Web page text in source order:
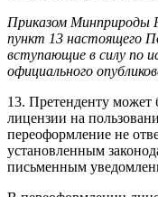
Приказом Минприроды
пункт 13 настоящего
вступающие в силу по
официального
13. Претенденту может
лицензии на
переоформление не
установленным
письменным